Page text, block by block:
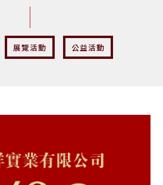
展覽活動 公益活動